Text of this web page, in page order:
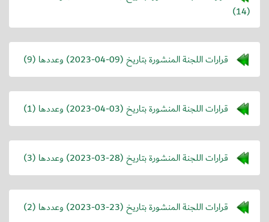
(14)
قرارات اللجنة المنشورة بتاريخ (2023-04-09) وعددها (9)
قرارات اللجنة المنشورة بتاريخ (2023-04-03) وعددها (1)
قرارات اللجنة المنشورة بتاريخ (2023-03-28) وعددها (3)
قرارات اللجنة المنشورة بتاريخ (2023-03-23) وعددها (2)